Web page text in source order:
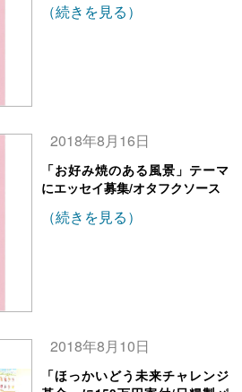
（続きを見る）
2018年8月16日
「お好み焼のある風景」テーマ
にエッセイ募集/オタフクソース
（続きを見る）
2018年8月10日
「ほっかいどう未来チャレンジ